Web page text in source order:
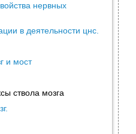
нервных
в деятельности цнс.
и мост
ствола мозга